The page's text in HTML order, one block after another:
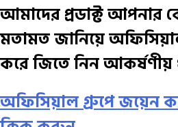
আমাদের প্রডাক্ট আপনার
মতামত জানিয়ে
করে জিতে নিন আকর্ষণীয়
অফিসিয়াল গ্রুপে জয়েন